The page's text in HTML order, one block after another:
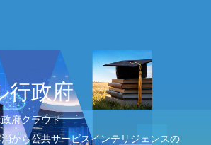
行政府
府クラウド
から公共サービスインテリジェンスの